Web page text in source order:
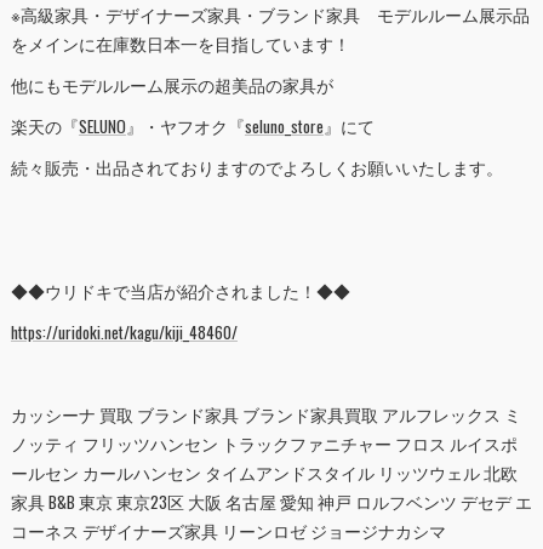
※高級家具・デザイナーズ家具・ブランド家具 モデルルーム展示品
をメインに在庫数日本一を目指しています！
他にもモデルルーム展示の超美品の家具が
楽天の『SELUNO』・ヤフオク『seluno_store』にて
続々販売・出品されておりますのでよろしくお願いいたします。
◆◆ウリドキで当店が紹介されました！◆◆
https://uridoki.net/kagu/kiji_48460/
カッシーナ 買取 ブランド家具 ブランド家具買取 アルフレックス ミ
ノッティ フリッツハンセン トラックファニチャー フロス ルイスポ
ールセン カールハンセン タイムアンドスタイル リッツウェル 北欧
家具 B&B 東京 東京23区 大阪 名古屋 愛知 神戸 ロルフベンツ デセデ エ
コーネス デザイナーズ家具 リーンロゼ ジョージナカシマ